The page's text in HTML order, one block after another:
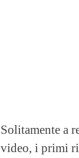
Solitamente a
video, i primi